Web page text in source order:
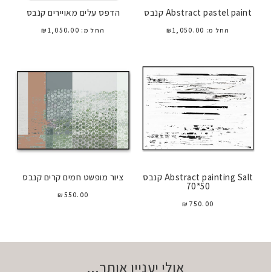
Abstract pastel paint קנבס
החל מ: ₪1,050.00
הדפס עלים מאויירים קנבס
החל מ: ₪ 1,050.00
Abstract painting Salt קנבס
50*70
₪ 750.00
ציור מופשט חמים קרים קנבס
₪ 550.00
אולי יעניין אותך...